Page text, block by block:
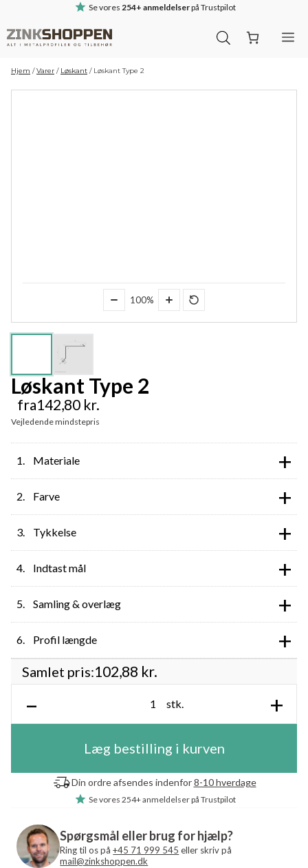
indhold
Se vores 254+ anmeldelserpå Trustpilot
Hjem /Varer / Løskant / Løskant Type 2
100%
Løskant Type 2
fra142,80 kr.
Vejledende mindstepris
Materiale +
Farve +
Tykkelse +
Indtast mål +
Samling & overlæg +
Profil længde +
Samlet pris:102,88 kr.
– stk. +
Læg bestilling i kurven
Din ordre afsendes indenfor8-10 hverdage
Se vores 254+ anmeldelserpå Trustpilot
Spørgsmål eller brug for hjælp?
Ring til os på+45 71 999 545 eller skriv på
mail@zinkshoppen.dk